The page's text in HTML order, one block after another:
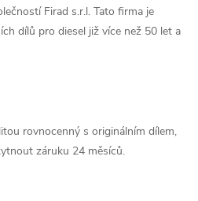
Firad s.r.l. Tato firma je
dílů pro diesel již více než 50 let a
rovnocenný s originálním dílem,
záruku 24 měsíců.